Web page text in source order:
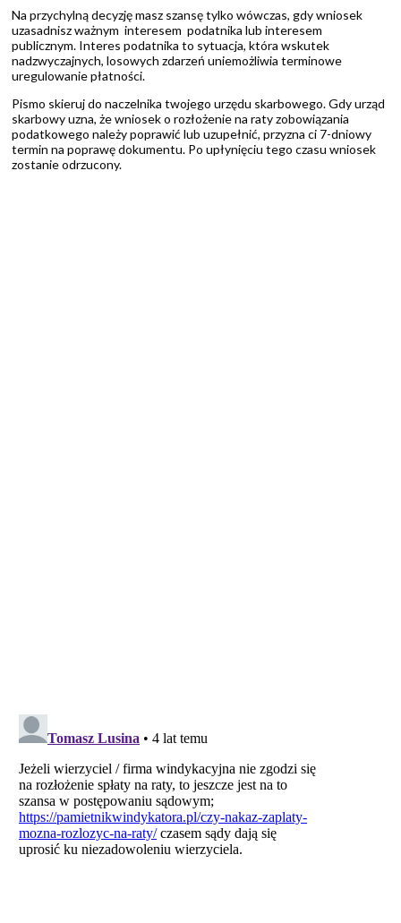
Na przychylną decyzję masz szansę tylko wówczas, gdy wniosek
uzasadnisz ważnym interesem podatnika lub interesem
publicznym. Interes podatnika to sytuacja, która wskutek
nadzwyczajnych, losowych zdarzeń uniemożliwia terminowe
uregulowanie płatności.
Pismo skieruj do naczelnika twojego urzędu skarbowego. Gdy urząd
skarbowy uzna, że wniosek o rozłożenie na raty zobowiązania
podatkowego należy poprawić lub uzupełnić, przyzna ci 7-dniowy
termin na poprawę dokumentu. Po upłynięciu tego czasu wniosek
zostanie odrzucony.